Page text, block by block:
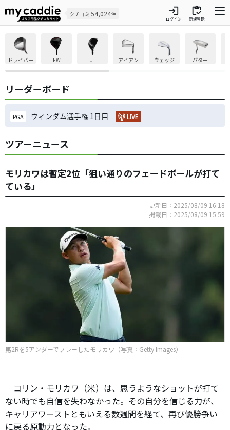
クチコミ 54,024件 login
ログイン
inventory
新規登録
ドライバー FW UT アイアン ウェッジ パター
リーダーボード
PGA ウィンダム選手権 1日目 LIVE
ツアーニュース
モリカワは暫定2位「狙い通りのフェードボールが打て
ている」
更新日：2025/08/09 16:18
掲載日：2025/08/09 15:59
第2Rを5アンダーでプレーしたモリカワ（写真：Getty Images）
コリン・モリカワ（米）は、思うようなショットが打て
ない時でも自信を失わなかった。その自分を信じる力が、
キャリアワーストともいえる数週間を経て、再び優勝争い
に戻る原動力となった。